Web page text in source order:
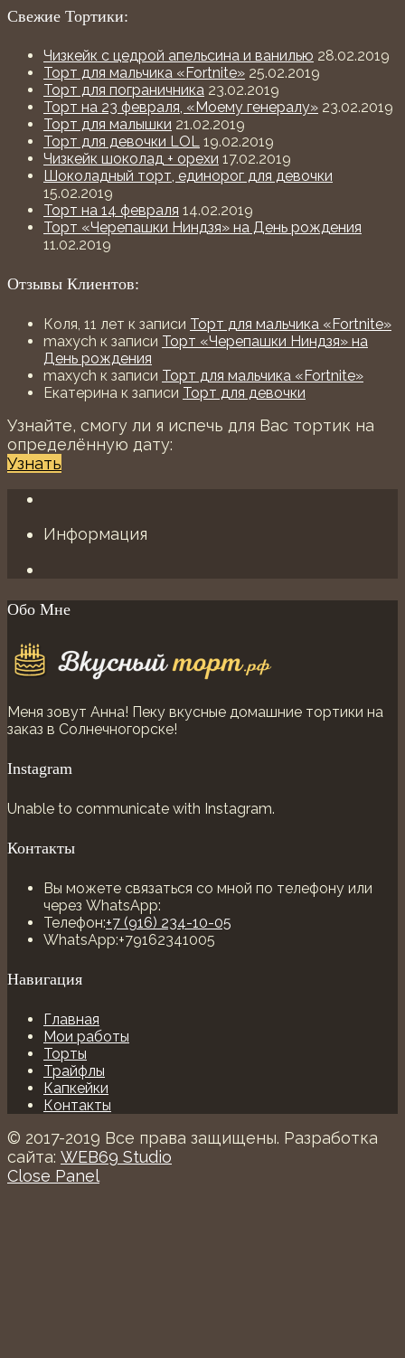
Свежие Тортики:
Чизкейк с цедрой апельсина и ванилью 28.02.2019
Торт для мальчика «Fortnite» 25.02.2019
Торт для пограничника 23.02.2019
Торт на 23 февраля, «Моему генералу» 23.02.2019
Торт для малышки 21.02.2019
Торт для девочки LOL 19.02.2019
Чизкейк шоколад + орехи 17.02.2019
Шоколадный торт, единорог для девочки
15.02.2019
Торт на 14 февраля 14.02.2019
Торт «Черепашки Ниндзя» на День рождения
11.02.2019
Отзывы Клиентов:
Коля, 11 лет к записи Торт для мальчика «Fortnite»
maxych к записи Торт «Черепашки Ниндзя» на
День рождения
maxych к записи Торт для мальчика «Fortnite»
Екатерина к записи Торт для девочки
Узнайте, смогу ли я испечь для Вас тортик на
определённую дату:
Узнать
Информация
Обо Мне
Меня зовут Анна! Пеку вкусные домашние тортики на
заказ в Солнечногорске!
Instagram
Unable to communicate with Instagram.
Контакты
Вы можете связаться со мной по телефону или
через WhatsApp:
Телефон:+7 (916) 234-10-05
WhatsApp:+79162341005
Навигация
Главная
Мои работы
Торты
Трайфлы
Капкейки
Контакты
© 2017-2019 Все права защищены. Разработка
сайта: WEB69 Studio
Close Panel